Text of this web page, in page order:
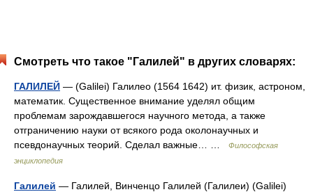
Смотреть что такое "Галилей" в других словарях:
ГАЛИЛЕЙ — (Galilei) Галилео (1564 1642) ит. физик, астроном,
математик. Существенное внимание уделял общим
проблемам зарождавшегося научного метода, а также
отграничению науки от всякого рода околонаучных и
псевдонаучных теорий. Сделал важные… …
Философская
энциклопедия
Галилей — Галилей, Винченцо Галилей (Галилеи) (Galilei)